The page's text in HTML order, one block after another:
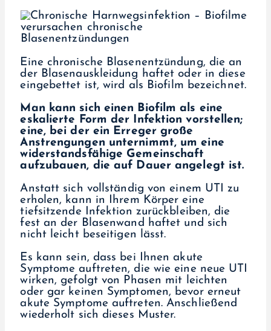
Eine chronische Blasenentzündung, die an
der Blasenauskleidung haftet oder in diese
eingebettet ist, wird als Biofilm bezeichnet.
Man kann sich einen Biofilm als eine
eskalierte Form der Infektion vorstellen;
eine, bei der ein Erreger große
Anstrengungen unternimmt, um eine
widerstandsfähige Gemeinschaft
aufzubauen, die auf Dauer angelegt ist.
Anstatt sich vollständig von einem UTI zu
erholen, kann in Ihrem Körper eine
tiefsitzende Infektion zurückbleiben, die
fest an der Blasenwand haftet und sich
nicht leicht beseitigen lässt.
Es kann sein, dass bei Ihnen akute
Symptome auftreten, die wie eine neue UTI
wirken, gefolgt von Phasen mit leichten
oder gar keinen Symptomen, bevor erneut
akute Symptome auftreten. Anschließend
wiederholt sich dieses Muster.